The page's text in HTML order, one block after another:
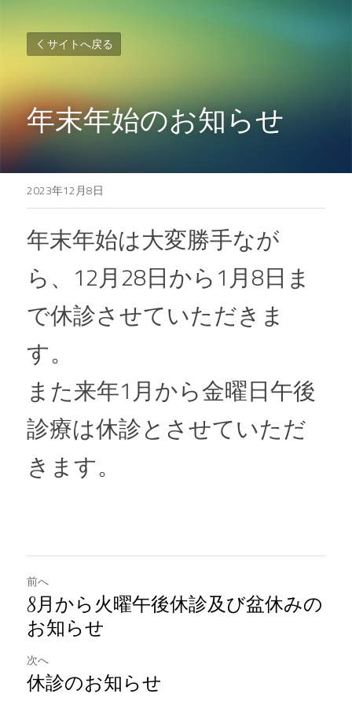
サイトへ戻る
年末年始のお知らせ
2023年12月8日
年末年始は大変勝手なが
ら、12月28日から1月8日ま
で休診させていただきま
す。
また来年1月から金曜日午後
診療は休診とさせていただ
きます。
前へ
8月から火曜午後休診及び盆休みの
お知らせ
次へ
休診のお知らせ